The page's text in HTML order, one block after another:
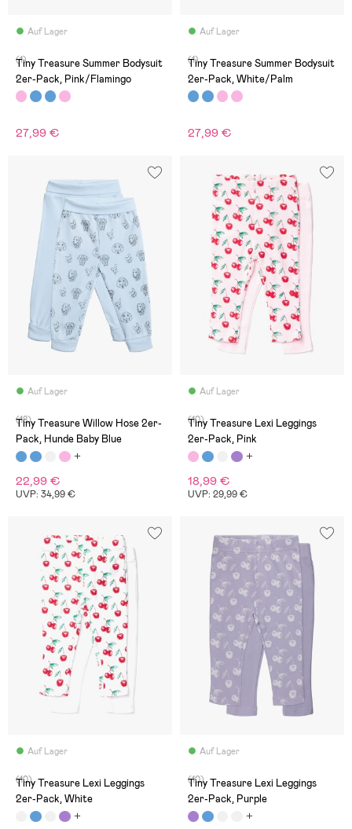
Auf Lager
(1)
Tiny Treasure Summer Bodysuit
2er-Pack, Pink/Flamingo
27,99 €
Auf Lager
(1)
Tiny Treasure Summer Bodysuit
2er-Pack, White/Palm
27,99 €
Auf Lager
(18)
Tiny Treasure Willow Hose 2er-
Pack, Hunde Baby Blue
22,99 €
UVP: 34,99 €
Auf Lager
(10)
Tiny Treasure Lexi Leggings
2er-Pack, Pink
18,99 €
UVP: 29,99 €
Auf Lager
(10)
Tiny Treasure Lexi Leggings
2er-Pack, White
Auf Lager
(10)
Tiny Treasure Lexi Leggings
2er-Pack, Purple